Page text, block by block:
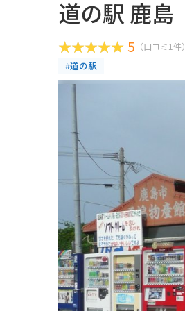
道の駅 鹿島
5 （口コミ1件）
#道の駅